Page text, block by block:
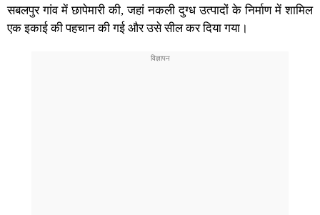
सबलपुर गांव में छापेमारी की, जहां नकली दुग्ध उत्पादों के निर्माण में शामिल
एक इकाई की पहचान की गई और उसे सील कर दिया गया।